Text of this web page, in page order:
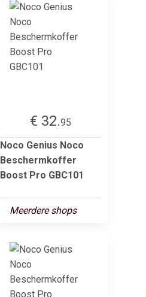
€ 32.95
Noco Genius Noco
Beschermkoffer
Boost Pro GBC101
Meerdere shops